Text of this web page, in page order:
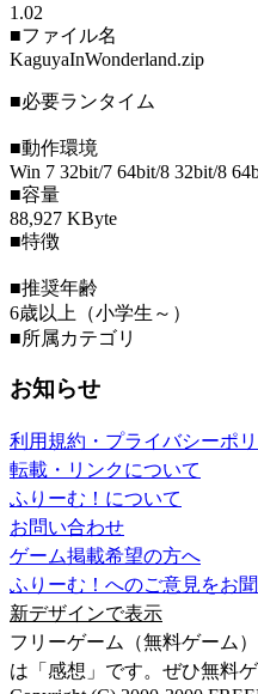
1.02
■ファイル名
KaguyaInWonderland.zip
■必要ランタイム
■動作環境
Win 7 32bit/7 64bit/8 32bit/8
■容量
88,927 KByte
■特徴
■推奨年齢
6歳以上（小学生～）
■所属カテゴリ
お知らせ
利用規約・プライバシーポ
転載・リンクについて
ふりーむ！について
お問い合わせ
ゲーム掲載希望の方へ
ふりーむ！へのご意見をお
新デザインで表示
フリーゲーム（無料ゲーム
は「感想」です。ぜひ無料